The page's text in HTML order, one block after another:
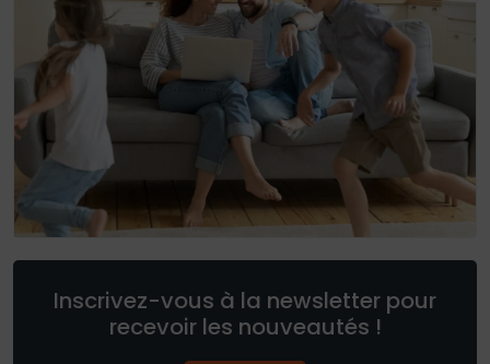
Inscrivez-vous à la newsletter pour
recevoir les nouveautés !